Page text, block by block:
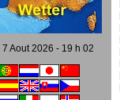
7 Aout 2026 - 19 h 02